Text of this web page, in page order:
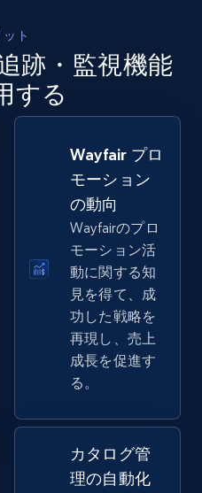
今すぐ始める
Description, Detailed
policy, and more.
今すぐ始める
name, Seller rating,
Root category, and
今すぐ始める
ット
跡・監視機能
する
Wayfair プロ
モーション
の動向
Wayfairのプロ
モーション活
動に関する知
見を得て、成
功した戦略を
再現し、売上
成長を促進す
る。
カタログ管
理の自動化